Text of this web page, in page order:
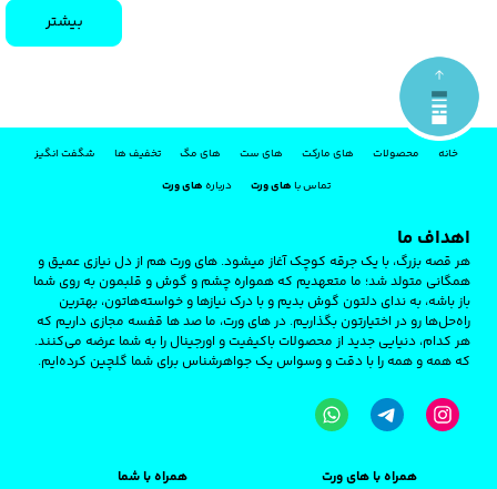
بیشتر
خانه محصولات های مارکت های ست های مگ تخفیف ها
شگفت انگیز
تماس باهای ورت دربارههای ورت
اهداف ما
هر قصه‌ بزرگ، با یک جرقه‌ کوچک آغاز میشود. های‌ ورت هم از دل نیازی عمیق و
همگانی متولد شد؛ ما متعهدیم که همواره چشم و گوش و قلبمون به روی شما
باز باشه، به ندای دلتون گوش بدیم و با درک نیازها و خواسته‌هاتون، بهترین
راه‌حل‌ها رو در اختیارتون بگذاریم. در های ‌ورت، ما صد ها قفسه مجازی داریم که
هر کدام، دنیایی جدید از محصولات باکیفیت و اورجینال را به شما عرضه می‌کنند.
که همه و همه را با دقت و وسواس یک جواهرشناس برای شما گلچین کرده‌ایم.
همراه با های ورت همراه با شما